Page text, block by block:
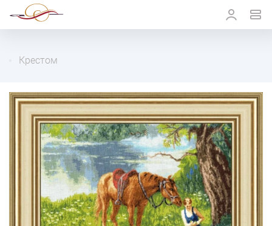
Крестом